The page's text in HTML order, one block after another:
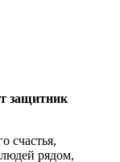
защитник
счастья,
рядом,